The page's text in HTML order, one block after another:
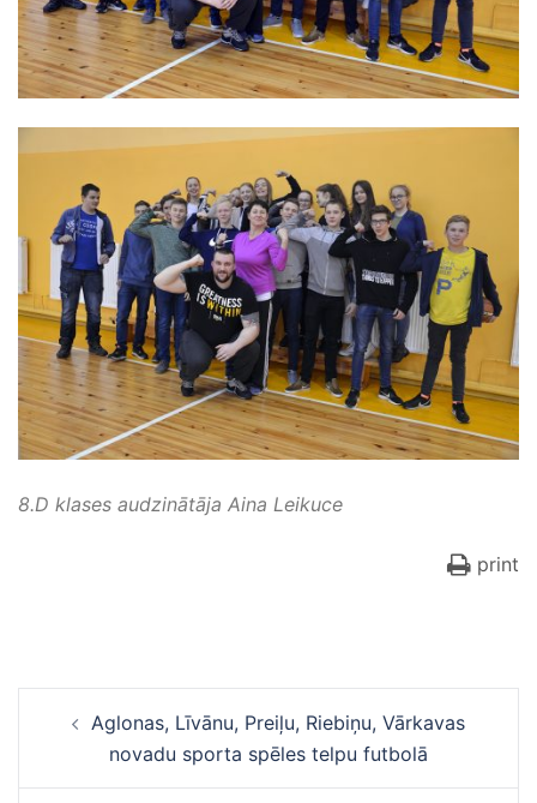
8.D klases audzinātāja Aina Leikuce
print
navigācija
Aglonas, Līvānu, Preiļu, Riebiņu, Vārkavas
novadu sporta spēles telpu futbolā